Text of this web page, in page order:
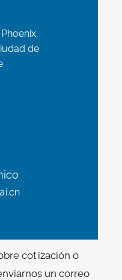
de
cotización o
un correo